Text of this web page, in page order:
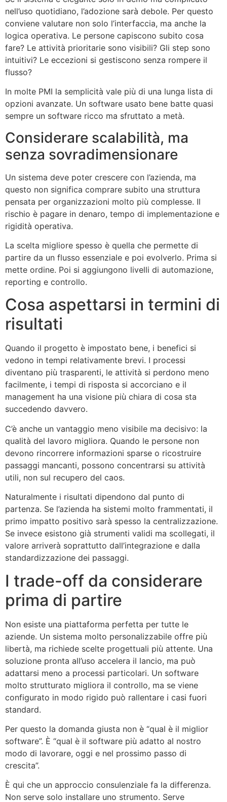
nell’uso quotidiano, l’adozione sarà debole. Per questo
conviene valutare non solo l’interfaccia, ma anche la
logica operativa. Le persone capiscono subito cosa
fare? Le attività prioritarie sono visibili? Gli step sono
intuitivi? Le eccezioni si gestiscono senza rompere il
flusso?
In molte PMI la semplicità vale più di una lunga lista di
opzioni avanzate. Un software usato bene batte quasi
sempre un software ricco ma sfruttato a metà.
Considerare scalabilità, ma
senza sovradimensionare
Un sistema deve poter crescere con l’azienda, ma
questo non significa comprare subito una struttura
pensata per organizzazioni molto più complesse. Il
rischio è pagare in denaro, tempo di implementazione e
rigidità operativa.
La scelta migliore spesso è quella che permette di
partire da un flusso essenziale e poi evolverlo. Prima si
mette ordine. Poi si aggiungono livelli di automazione,
reporting e controllo.
Cosa aspettarsi in termini di
risultati
Quando il progetto è impostato bene, i benefici si
vedono in tempi relativamente brevi. I processi
diventano più trasparenti, le attività si perdono meno
facilmente, i tempi di risposta si accorciano e il
management ha una visione più chiara di cosa sta
succedendo davvero.
C’è anche un vantaggio meno visibile ma decisivo: la
qualità del lavoro migliora. Quando le persone non
devono rincorrere informazioni sparse o ricostruire
passaggi mancanti, possono concentrarsi su attività
utili, non sul recupero del caos.
Naturalmente i risultati dipendono dal punto di
partenza. Se l’azienda ha sistemi molto frammentati, il
primo impatto positivo sarà spesso la centralizzazione.
Se invece esistono già strumenti validi ma scollegati, il
valore arriverà soprattutto dall’integrazione e dalla
standardizzazione dei passaggi.
I trade-off da considerare
prima di partire
Non esiste una piattaforma perfetta per tutte le
aziende. Un sistema molto personalizzabile offre più
libertà, ma richiede scelte progettuali più attente. Una
soluzione pronta all’uso accelera il lancio, ma può
adattarsi meno a processi particolari. Un software
molto strutturato migliora il controllo, ma se viene
configurato in modo rigido può rallentare i casi fuori
standard.
Per questo la domanda giusta non è “qual è il miglior
software”. È “qual è il software più adatto al nostro
modo di lavorare, oggi e nel prossimo passo di
crescita”.
È qui che un approccio consulenziale fa la differenza.
Non serve solo installare uno strumento. Serve